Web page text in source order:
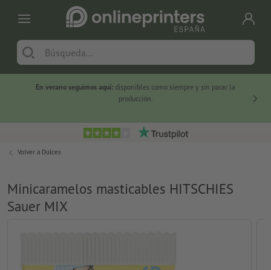
En verano seguimos aquí: disponibles como siempre y sin parar la
producción.
Volver a Dulces
Minicaramelos masticables HITSCHIES
Sauer MIX